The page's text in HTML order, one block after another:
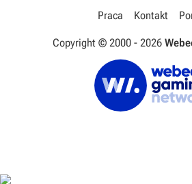
Praca
Kontakt
Copyright © 2000 - 2026